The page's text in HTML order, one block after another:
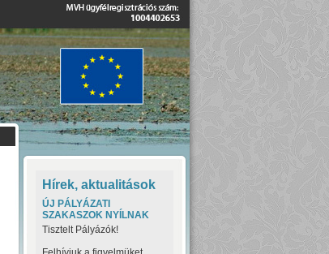
Hírek, aktualitások
ÚJ PÁLYÁZATI
SZAKASZOK NYÍLNAK
Tisztelt Pályázók!